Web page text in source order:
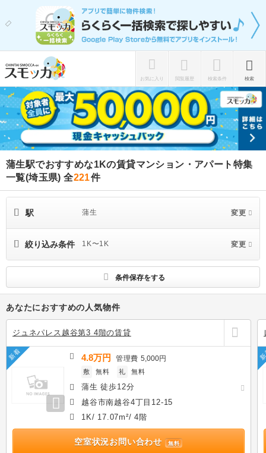
お気に入り 閲覧履歴 検索条件 検索
蒲生駅でおすすめな1Kの賃貸マンション・アパート特集
一覧(埼玉県)全221件
駅 蒲生 変更
絞り込み条件 1K〜1K 変更
条件保存をする
あなたにおすすめの人気物件
ジュネパレス越谷第3 4階の賃貸
新着 4.8万円 管理費5,000円
敷 無料 礼 無料
蒲生 徒歩12分
越谷市南越谷4丁目12-15
1K/ 17.07m²/ 4階
空室状況お問い合わせ 無料